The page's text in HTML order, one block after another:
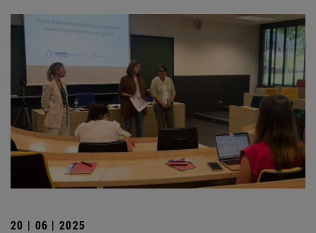
20 | 06 | 2025